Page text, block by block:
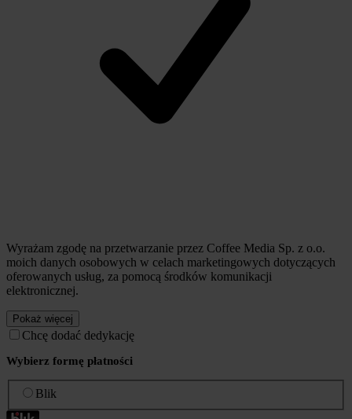
Wyrażam zgodę na przetwarzanie przez Coffee Media Sp. z o.o.
moich danych osobowych w celach marketingowych dotyczących
oferowanych usług, za pomocą środków komunikacji
elektronicznej.
Pokaż więcej
Chcę dodać dedykację
Wybierz formę płatności
Blik